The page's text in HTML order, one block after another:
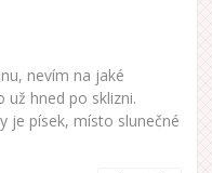
nevím na jaké
hned po sklizni.
je písek, místo slunečné